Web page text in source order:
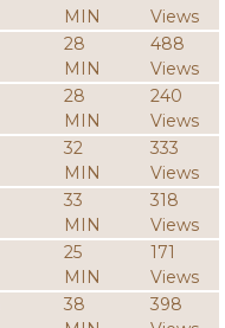
MIN
Views
28
MIN
488
Views
28
MIN
240
Views
32
MIN
333
Views
33
MIN
318
Views
25
MIN
171
Views
38
398